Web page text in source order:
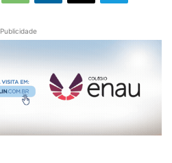
Publicidade